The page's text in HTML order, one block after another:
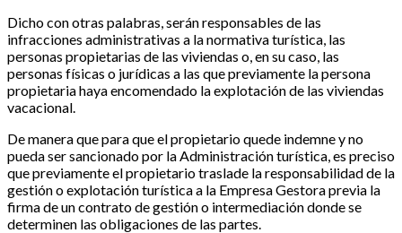
Dicho con otras palabras, serán responsables de las
infracciones administrativas a la normativa turística, las
personas propietarias de las viviendas o, en su caso, las
personas físicas o jurídicas a las que previamente la persona
propietaria haya encomendado la explotación de las viviendas
vacacional.
De manera que para que el propietario quede indemne y no
pueda ser sancionado por la Administración turística, es preciso
que previamente el propietario traslade la responsabilidad de la
gestión o explotación turística a la Empresa Gestora previa la
firma de un contrato de gestión o intermediación donde se
determinen las obligaciones de las partes.